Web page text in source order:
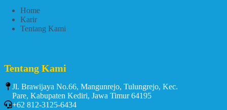
Home
Karir
Tentang Kami
Tentang Kami
Jl. Brawijaya No.66, Mangunrejo, Tulungrejo, Kec.
Pare, Kabupaten Kediri, Jawa Timur 64195
+62 812-3125-6434